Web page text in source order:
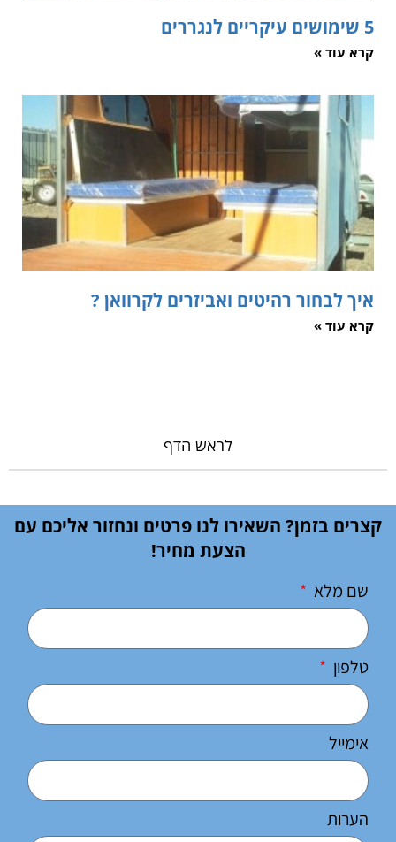
5 שימושים עיקריים לנגררים
קרא עוד »
איך לבחור רהיטים ואביזרים לקרוואן ?
קרא עוד »
לראש הדף
קצרים בזמן? השאירו לנו פרטים ונחזור אליכם עם
הצעת מחיר!
שם מלא
טלפון
אימייל
הערות